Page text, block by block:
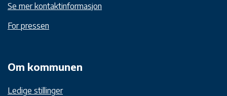
Se mer kontaktinformasjon
For pressen
Om kommunen
Ledige stillinger